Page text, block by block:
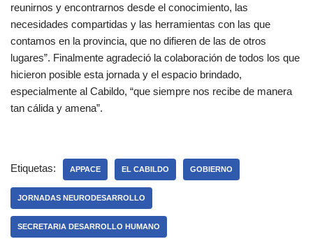
reunirnos y encontrarnos desde el conocimiento, las
necesidades compartidas y las herramientas con las que
contamos en la provincia, que no difieren de las de otros
lugares”. Finalmente agradeció la colaboración de todos los que
hicieron posible esta jornada y el espacio brindado,
especialmente al Cabildo, “que siempre nos recibe de manera
tan cálida y amena”.
Etiquetas: APPACE EL CABILDO GOBIERNO
JORNADAS NEURODESARROLLO
SECRETARIA DESARROLLO HUMANO